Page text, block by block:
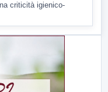
criticità igienico-